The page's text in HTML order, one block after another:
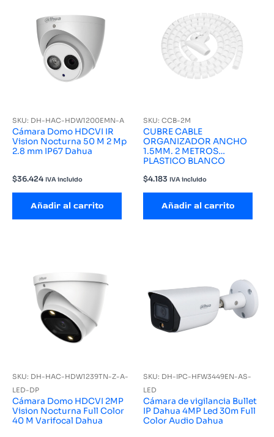
SKU: DH-HAC-HDW1200EMN-A
Cámara Domo HDCVI IR
Vision Nocturna 50 M 2 Mp
2.8 mm IP67 Dahua
$36.424 IVA incluido
Añadir al carrito
SKU: CCB-2M
CUBRE CABLE
ORGANIZADOR ANCHO
1.5MM. 2 METROS
PLASTICO BLANCO
$4.183 IVA incluido
Añadir al carrito
SKU: DH-HAC-HDW1239TN-Z-A-
LED-DP
Cámara Domo HDCVI 2MP
Vision Nocturna Full Color
40 M Varifocal Dahua
SKU: DH-IPC-HFW3449EN-AS-
LED
Cámara de vigilancia Bullet
IP Dahua 4MP Led 30m Full
Color Audio Dahua